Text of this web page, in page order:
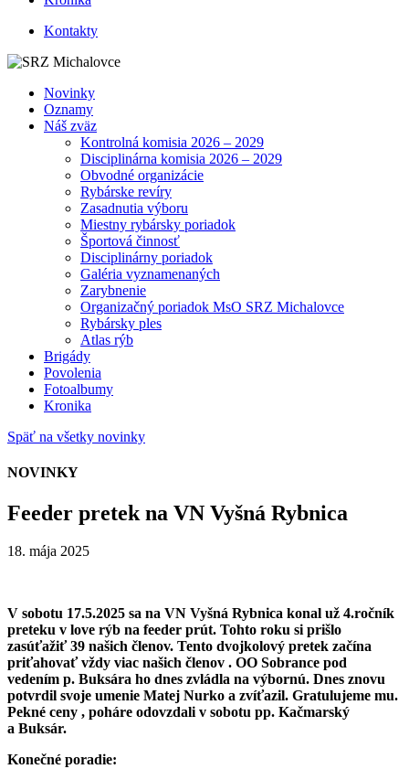
Kontakty
Novinky
Oznamy
Náš zväz
Kontrolná komisia 2026 – 2029
Disciplinárna komisia 2026 – 2029
Obvodné organizácie
Rybárske revíry
Zasadnutia výboru
Miestny rybársky poriadok
Športová činnosť
Disciplinárny poriadok
Galéria vyznamenaných
Zarybnenie
Organizačný poriadok MsO SRZ Michalovce
Rybársky ples
Atlas rýb
Brigády
Povolenia
Fotoalbumy
Kronika
Späť na všetky novinky
NOVINKY
Feeder pretek na VN Vyšná Rybnica
18. mája 2025
V sobotu 17.5.2025 sa na VN Vyšná Rybnica konal už 4.ročník
preteku v love rýb na feeder prút. Tohto roku si prišlo
zasúťažiť 39 našich členov. Tento dvojkolový pretek začína
priťahovať vždy viac našich členov . OO Sobrance pod
vedením p. Buksára ho dnes zvládla na výbornú. Dnes znovu
potvrdil svoje umenie Matej Nurko a zvíťazil. Gratulujeme mu.
Pekné ceny , poháre odovzdali v sobotu pp. Kačmarský
a Buksár.
Konečné poradie: